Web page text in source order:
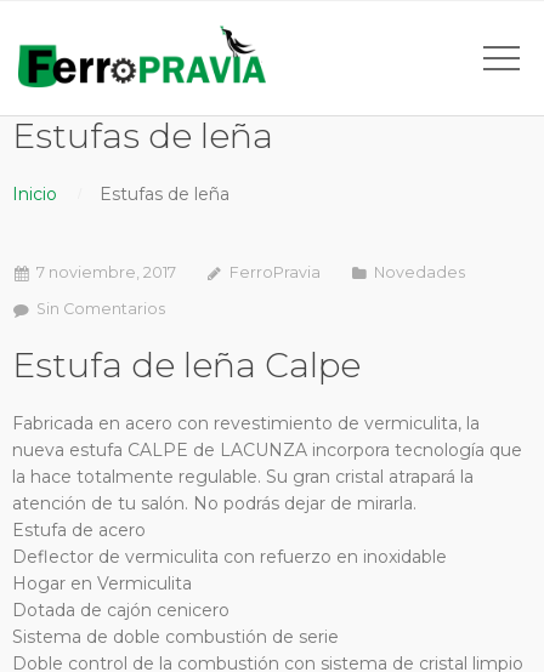
Estufas de leña
Inicio Estufas de leña
7 noviembre, 2017 FerroPravia
Novedades
Sin Comentarios
Estufa de leña Calpe
Fabricada en acero con revestimiento de vermiculita, la
nueva estufa CALPE de LACUNZA incorpora tecnología que
la hace totalmente regulable. Su gran cristal atrapará la
atención de tu salón. No podrás dejar de mirarla.
Estufa de acero
Deflector de vermiculita con refuerzo en inoxidable
Hogar en Vermiculita
Dotada de cajón cenicero
Sistema de doble combustión de serie
Doble control de la combustión con sistema de cristal limpio